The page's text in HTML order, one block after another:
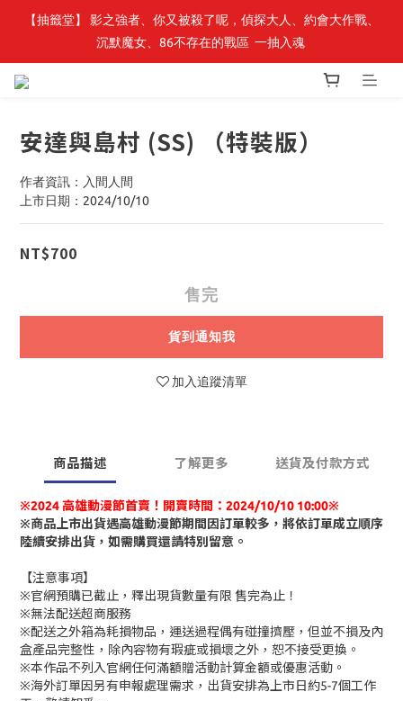
最新開賣🔥「全知讀者視角」 周邊商品
【抽籤堂】 影之強者、你又被殺了呢，偵探大人、約會大作戰、
沉默魔女、86不存在的戰區  一抽入魂
安達與島村 (SS) （特裝版）
作者資訊：入間人間
上市日期：2024/10/10
NT$700
售完
貨到通知我
加入追蹤清單
商品描述 了解更多 送貨及付款方式
※2024 高雄動漫節首賣！開賣時間：2024/10/10 10:00※
※商品上市出貨遇高雄動漫節期間因訂單較多，將依訂單成立順序
陸續安排出貨，如需購買還請特別留意。
【注意事項】
※官網預購已截止，釋出現貨數量有限 售完為止！
※無法配送超商服務
※配送之外箱為耗損物品，運送過程偶有碰撞擠壓，但並不損及內
盒產品完整性，除內容物有瑕疵或損壞之外，恕不接受更換。
※本作品不列入官網任何滿額贈活動計算金額或優惠活動。
※海外訂單因另有申報處理需求，出貨安排為上市日約5-7個工作